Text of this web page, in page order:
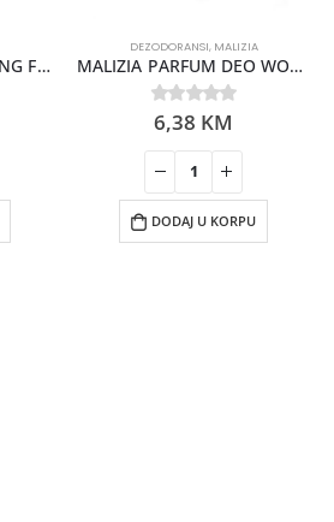
MALIZIA UOMO SHAVING FOAM VETYVER 300ML
DEZODORANSI, MALIZIA
MALIZIA PARFUM DEO WOMEN ANIMALIER 150ML
0out of 5
6,38 KM
DODAJ U KORPU